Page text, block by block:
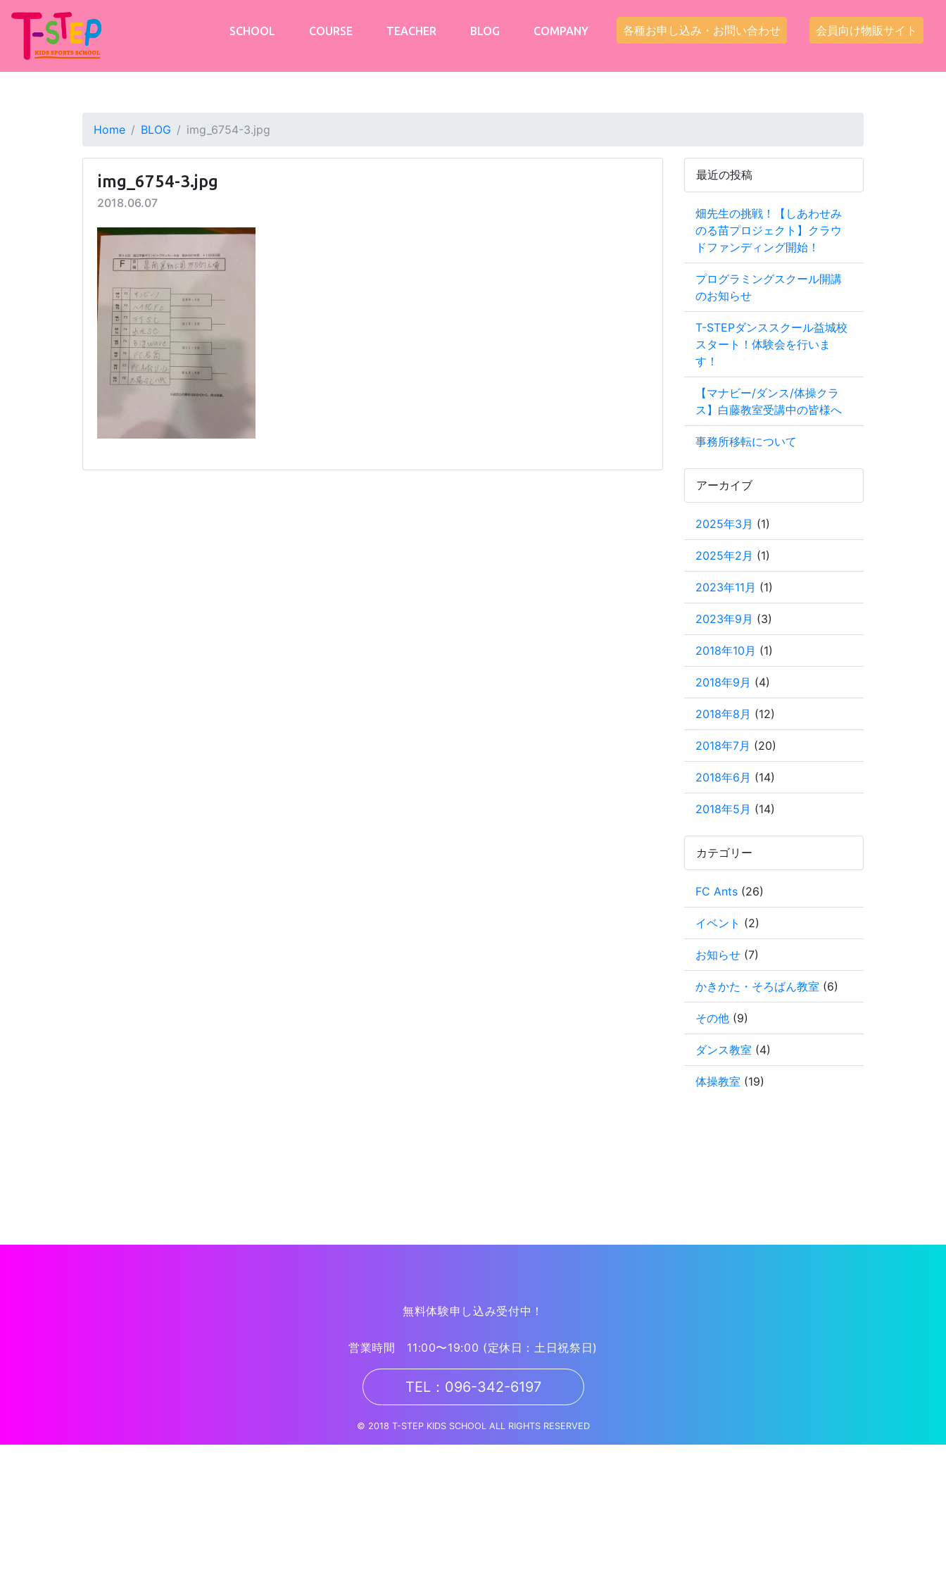
SCHOOL COURSE TEACHER BLOG COMPANY 各種お申し込み・お問い合わせ 会員向け物販サイト
Home BLOG img_6754-3.jpg
img_6754-3.jpg
2018.06.07
最近の投稿
畑先生の挑戦！【しあわせみ
のる苗プロジェクト】クラウ
ドファンディング開始！
プログラミングスクール開講
のお知らせ
T-STEPダンススクール益城校
スタート！体験会を行いま
す！
【マナビー/ダンス/体操クラ
ス】白藤教室受講中の皆様へ
事務所移転について
アーカイブ
2025年3月 (1)
2025年2月 (1)
2023年11月 (1)
2023年9月 (3)
2018年10月 (1)
2018年9月 (4)
2018年8月 (12)
2018年7月 (20)
2018年6月 (14)
2018年5月 (14)
カテゴリー
FC Ants (26)
イベント (2)
お知らせ (7)
かきかた・そろばん教室 (6)
その他 (9)
ダンス教室 (4)
体操教室 (19)
無料体験申し込み受付中！
営業時間 11:00〜19:00 (定休日：土日祝祭日)
TEL：096-342-6197
© 2018 T-STEP KIDS SCHOOL ALL RIGHTS RESERVED